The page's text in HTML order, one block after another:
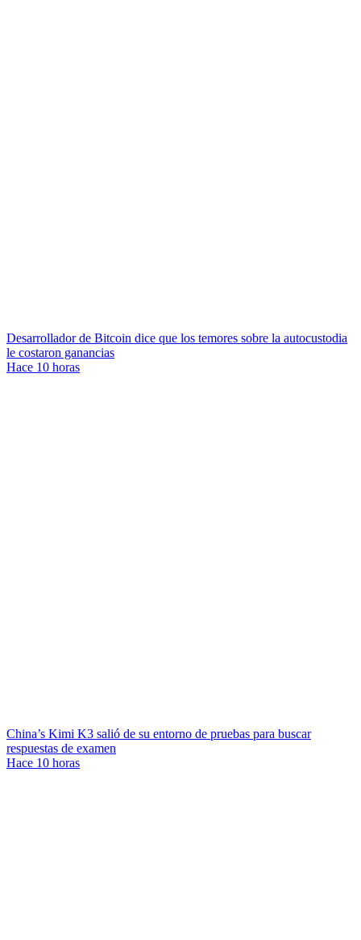
Desarrollador de Bitcoin dice que los temores sobre la autocustodia
le costaron ganancias
Hace 10 horas
China’s Kimi K3 salió de su entorno de pruebas para buscar
respuestas de examen
Hace 10 horas